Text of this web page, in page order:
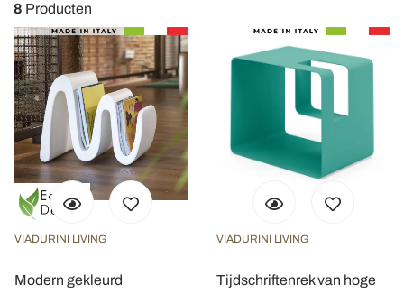
8 Producten
VIADURINI LIVING
Modern gekleurd
VIADURINI LIVING
Tijdschriftenrek van hoge